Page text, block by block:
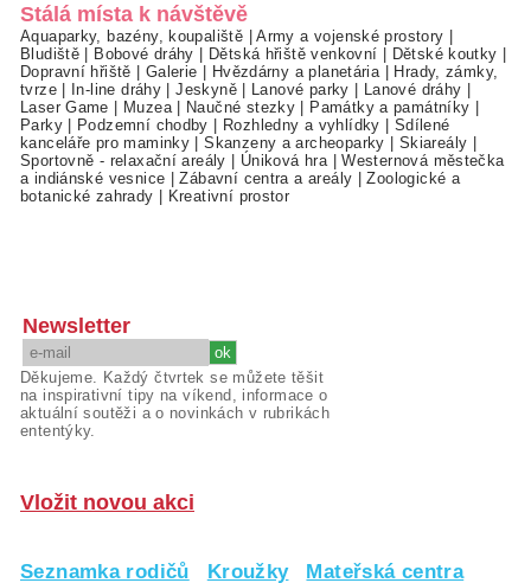
Stálá místa k návštěvě
Aquaparky, bazény, koupaliště |Army a vojenské prostory
Bludiště
Bobové dráhy Dětská hřiště venkovní Dětské koutky
Dopravní hřiště
Galerie Hvězdárny a planetária
Hrady, zámky,
tvrze| In-line dráhy |Jeskyně| Lanové parky Lanové dráhy
Laser Game
Muzea| Naučné stezky Památky a památníky
Parky| Podzemní chodby Rozhledny a vyhlídky
Sdílené
kanceláře pro maminky |Skanzeny a archeoparky Skiareály
Sportovně - relaxační areály
Úniková hra |Westernová městečka
a indiánské vesnice |Zábavní centra a areály |Zoologické a
botanické zahrady
Kreativní prostor
Newsletter
Děkujeme. Každý čtvrtek se můžete těšit
na inspirativní tipy na víkend, informace o
aktuální soutěži a o novinkách v rubrikách
ententýky.
Vložit novou akci
Seznamka rodičů Kroužky Mateřská centra